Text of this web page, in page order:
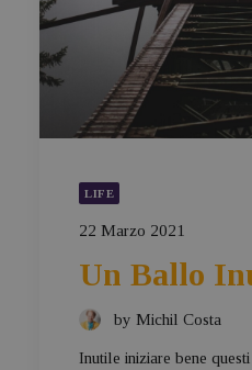
LIFE
22 Marzo 2021
Un Ballo
by Michil Costa
Inutile iniziare bene